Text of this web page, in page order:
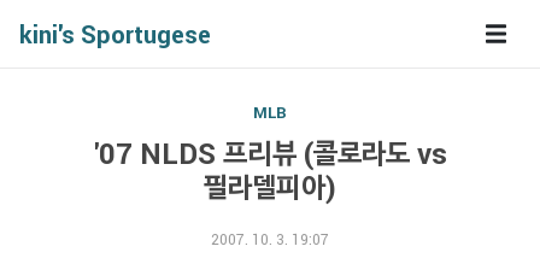
kini's Sportugese
MLB
'07 NLDS 프리뷰 (콜로라도 vs
필라델피아)
2007. 10. 3. 19:07